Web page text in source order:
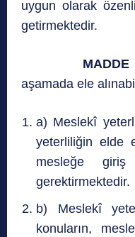
uygun olarak
getirmektedir.
MADDE
aşamada ele
a) Meslekî
yeterliliğin elde
mesleğe giriş
gerektirmektedir.
b) Meslekî
konuların,